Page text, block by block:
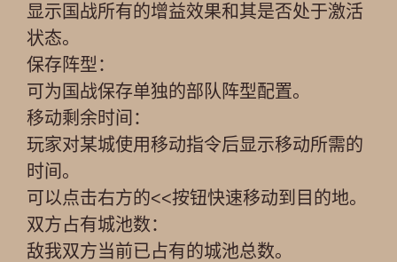
显示国战所有的增益效果和其是否处于激活
状态。
保存阵型：
可为国战保存单独的部队阵型配置。
移动剩余时间：
玩家对某城使用移动指令后显示移动所需的
时间。
可以点击右方的<<按钮快速移动到目的地。
双方占有城池数：
敌我双方当前已占有的城池总数。